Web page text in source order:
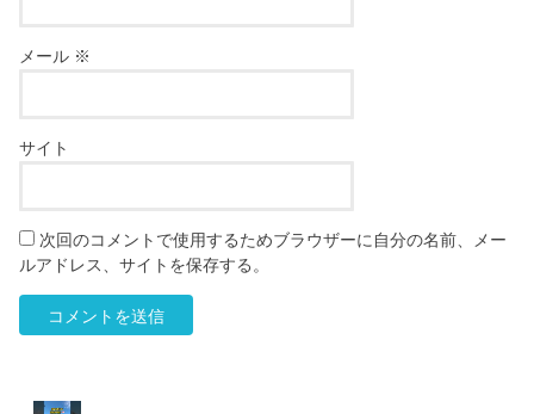
メール ※
サイト
次回のコメントで使用するためブラウザーに自分の名前、メー
ルアドレス、サイトを保存する。